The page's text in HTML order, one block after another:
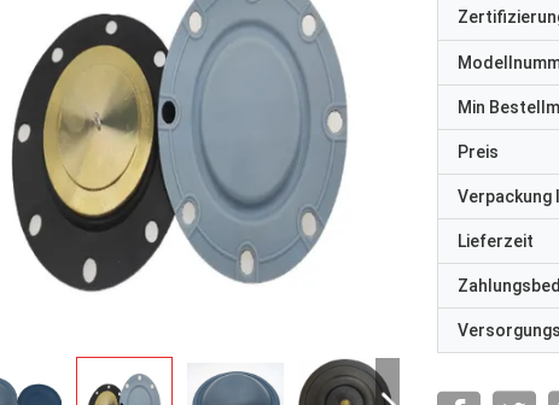
Min
Preis
Verpackung
Lieferzeit